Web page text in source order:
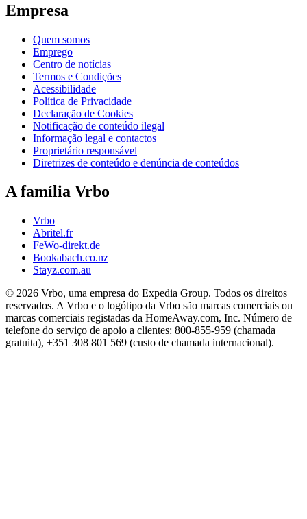
Empresa
Quem somos
Emprego
Centro de notícias
Termos e Condições
Acessibilidade
Política de Privacidade
Declaração de Cookies
Notificação de conteúdo ilegal
Informação legal e contactos
Proprietário responsável
Diretrizes de conteúdo e denúncia de conteúdos
A família Vrbo
Vrbo
Abritel.fr
FeWo-direkt.de
Bookabach.co.nz
Stayz.com.au
© 2026 Vrbo, uma empresa do Expedia Group. Todos os direitos
reservados. A Vrbo e o logótipo da Vrbo são marcas comerciais ou
marcas comerciais registadas da HomeAway.com, Inc. Número de
telefone do serviço de apoio a clientes: 800-855-959 (chamada
gratuita), +351 308 801 569 (custo de chamada internacional).